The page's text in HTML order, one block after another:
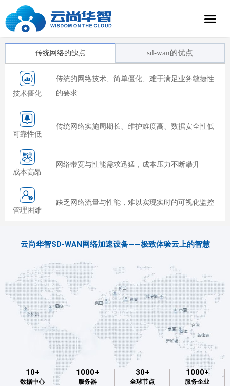
传统网络的缺点 sd-wan的优点
技术僵化
传统的网络技术、简单僵化、难于满足业务敏捷性
的要求
可靠性低
传统网络实施周期长、维护难度高、数据安全性低
成本高昂
网络带宽与性能需求迅猛，成本压力不断攀升
管理困难
缺乏网络流量与性能，难以实现实时的可视化监控
云尚华智SD-WAN网络加速设备——极致体验云上的智慧
10+
数据中心
1000+
服务器
30+
全球节点
1000+
服务企业